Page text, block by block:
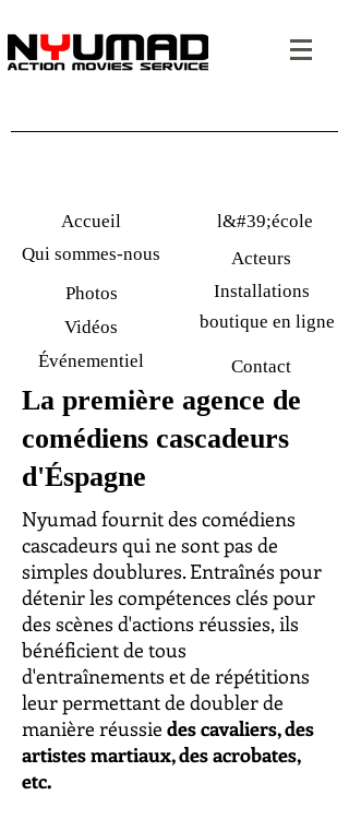
Accueil
Qui sommes-nous
Photos
Vidéos
Événementiel
l&#39;école
Acteurs
Installations
boutique en ligne
Contact
La première agence de
comédiens cascadeurs
d'Éspagne
Nyumad fournit des comédiens
cascadeurs qui ne sont pas de
simples doublures. Entraînés pour
détenir les compétences clés pour
des scènes d'actions réussies, ils
bénéficient de tous
d'entraînements et de répétitions
leur permettant de doubler de
manière réussie des cavaliers, des
artistes martiaux, des acrobates,
etc.